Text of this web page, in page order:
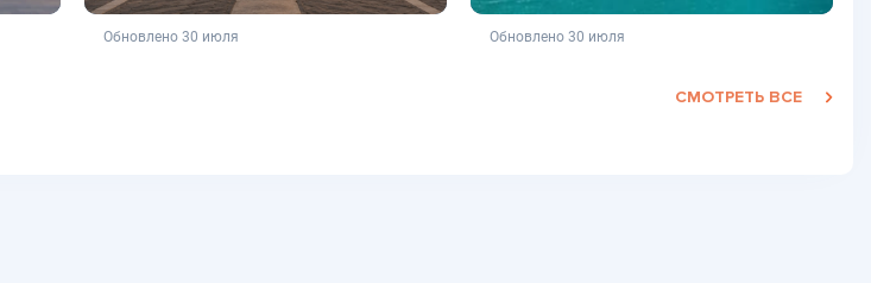
не является публичной офертой
Обновлено 30 июля не является публичной офертой
Обновлено 30 июля
СМОТРЕТЬ ВСЕ